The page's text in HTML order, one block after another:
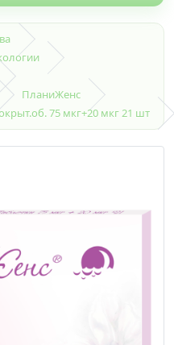
ПланиЖенс
75 мкг+20 мкг 21 шт